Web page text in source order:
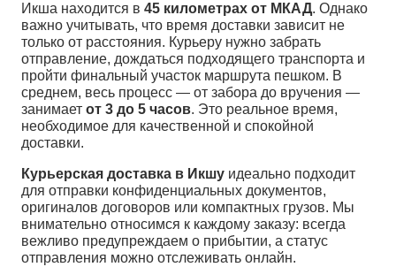
Икша находится в 45 километрах от МКАД. Однако
важно учитывать, что время доставки зависит не
только от расстояния. Курьеру нужно забрать
отправление, дождаться подходящего транспорта и
пройти финальный участок маршрута пешком. В
среднем, весь процесс — от забора до вручения —
занимает от 3 до 5 часов. Это реальное время,
необходимое для качественной и спокойной
доставки.
Курьерская доставка в Икшу идеально подходит
для отправки конфиденциальных документов,
оригиналов договоров или компактных грузов. Мы
внимательно относимся к каждому заказу: всегда
вежливо предупреждаем о прибытии, а статус
отправления можно отслеживать онлайн.